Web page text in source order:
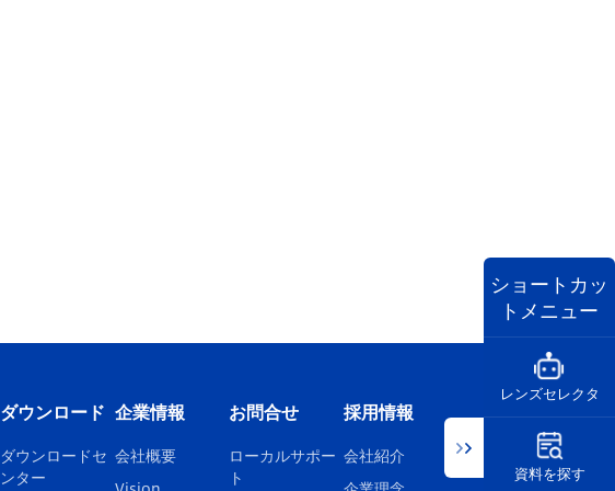
ダウンロード
ダウンロードセ
ンター
企業情報
会社概要
お問合せ
ローカルサポー
ト
採用情報
会社紹介
ショートカッ
トメニュー
レンズセレクタ
資料を探す